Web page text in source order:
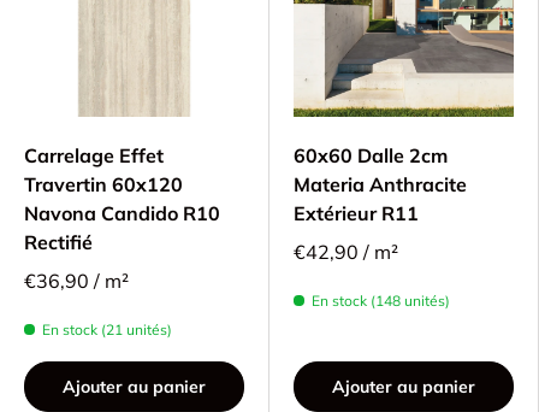
Carrelage Effet
Travertin 60x120
Navona Candido R10
Rectifié
€36,90 / m²
En stock (21 unités)
Ajouter au panier
60x60 Dalle 2cm
Materia Anthracite
Extérieur R11
€42,90 / m²
En stock (148 unités)
Ajouter au panier